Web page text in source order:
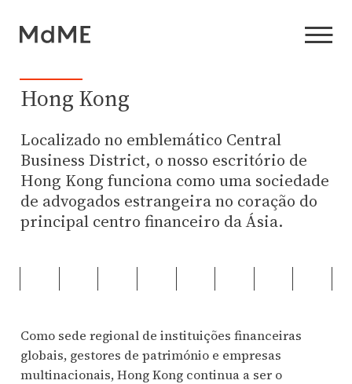
Hong Kong
Localizado no emblemático Central
Business District, o nosso escritório de
Hong Kong funciona como uma sociedade
de advogados estrangeira no coração do
principal centro financeiro da Ásia.
Como sede regional de instituições financeiras
globais, gestores de património e empresas
multinacionais, Hong Kong continua a ser o